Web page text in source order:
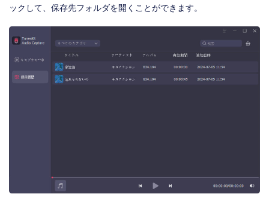
ックして、保存先フォルダを開くことができます。